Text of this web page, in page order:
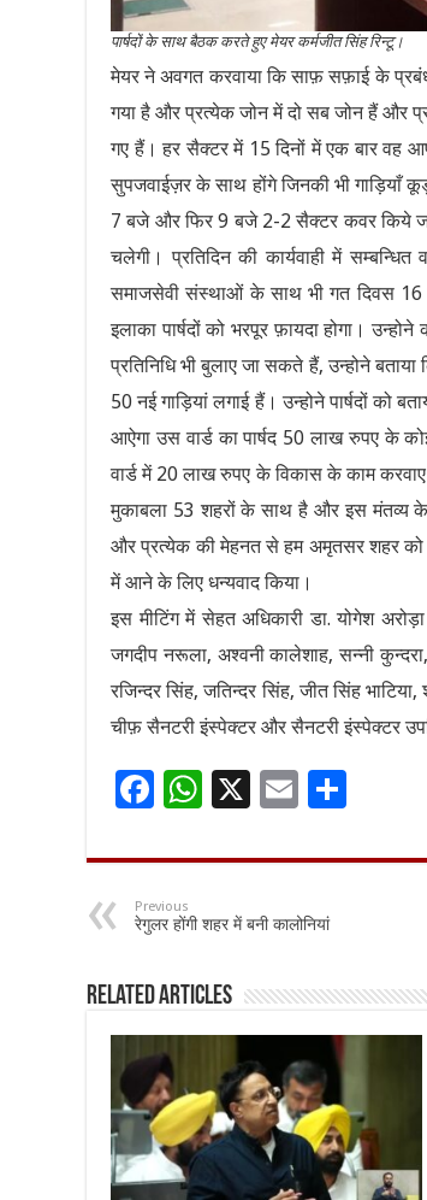
पार्षदों के साथ बैठक करते हुए मेयर कर्मजीत सिंह रिन्टू।
मेयर ने अवगत करवाया कि साफ़ सफ़ाई के
गया है और प्रत्येक जोन में दो सब जोन हैं और
गए हैं। हर सैक्टर में 15 दिनों में एक बार वह
सुपजवाईज़र के साथ होंगे जिनकी भी गाड़ियाँ
7 बजे और फिर 9 बजे 2-2 सैक्टर कवर किये
चलेगी। प्रतिदिन की कार्यवाही में
समाजसेवी संस्थाओं के साथ भी गत दिवस 16
इलाका पार्षदों को भरपूर फ़ायदा होगा।
प्रतिनिधि भी बुलाए जा सकते हैं, उन्होने
50 नई गाड़ियां लगाई हैं। उन्होने पार्षदों को
आऐगा उस वार्ड का पार्षद 50 लाख रुपए के
वार्ड में 20 लाख रुपए के विकास के काम
मुकाबला 53 शहरों के साथ है और इस मंतव्य के
और प्रत्येक की मेहनत से हम अमृतसर शहर को
में आने के लिए धन्यवाद किया।
इस मीटिंग में सेहत अधिकारी डा. योगेश
जगदीप नरूला, अश्वनी कालेशाह, सन्नी
रजिन्दर सिंह, जतिन्दर सिंह, जीत सिंह
चीफ़ सैनटरी इंस्पेक्टर और सैनटरी इंस्पेक्टर
F
e
b
o
o
W
at
sA
p
p
X
E
ai
l
ar
Previous
रेगुलर होंगी शहर में बनी कालोनियां
Related Articles